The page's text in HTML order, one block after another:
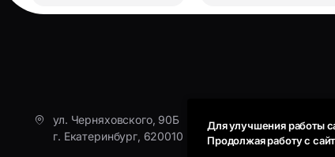
ул. Черняховского, 90Б
г. Екатеринбург, 620010
О
Для улучшения работы
Продолжая работу с